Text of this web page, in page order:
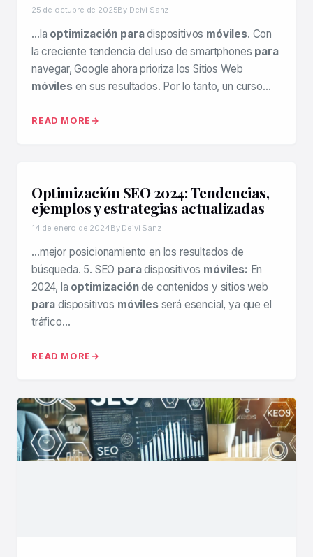
25 de octubre de 2025By Deivi Sanz
…la optimización paradispositivos móviles. Con
la creciente tendencia del uso de smartphones para
navegar, Google ahora prioriza los Sitios Web
móvilesen sus resultados. Por lo tanto, un curso…
READ MORE
Optimización SEO 2024: Tendencias,
ejemplos y estrategias actualizadas
14 de enero de 2024By Deivi Sanz
…mejor posicionamiento en los resultados de
búsqueda. 5. SEO paradispositivos móviles: En
2024, la optimizaciónde contenidos y sitios web
para dispositivos móvilesserá esencial, ya que el
tráfico…
READ MORE